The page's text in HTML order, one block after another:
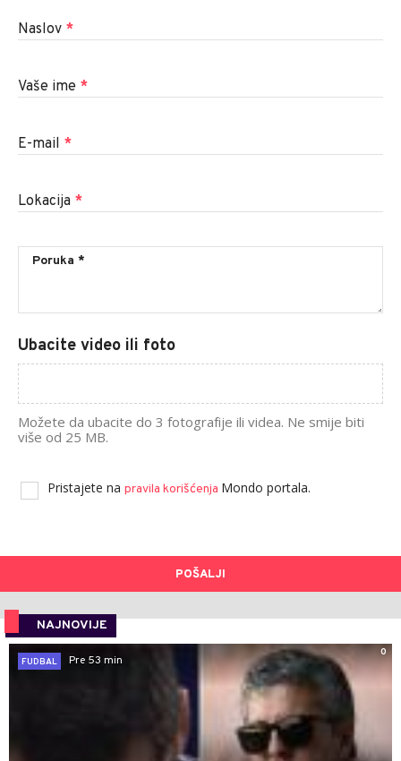
Naslov *
Vaše ime *
E-mail *
Lokacija *
Ubacite video ili foto
Možete da ubacite do 3 fotografije ili videa. Ne smije biti
više od 25 MB.
Pristajete na pravila korišćenja Mondo portala.
POŠALJI
NAJNOVIJE
0
FUDBAL
Pre 53 min